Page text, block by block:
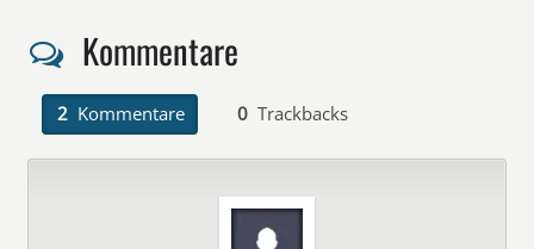
Kommentare
2 Kommentare 0 Trackbacks